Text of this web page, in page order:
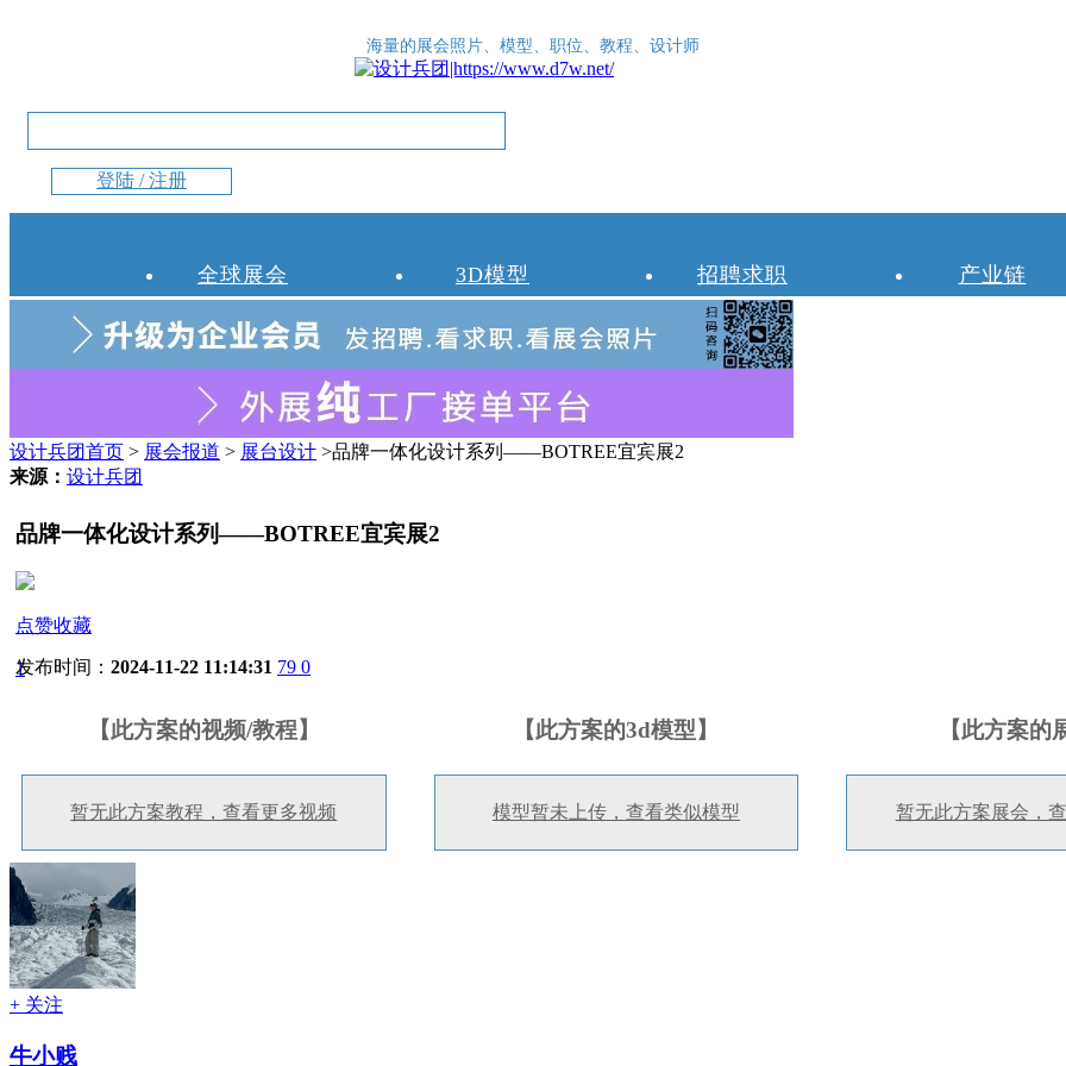
海量的展会照片、模型、职位、教程、设计师
登陆 / 注册
全球展会 3D模型 招聘求职 产业链
设计兵团首页 > 展会报道 > 展台设计 >品牌一体化设计系列——BOTREE宜宾展2
来源： 设计兵团
品牌一体化设计系列——BOTREE宜宾展2
点赞收藏
1
发布时间： 2024-11-22 11:14:31 79 0
【此方案的视频/教程】
暂无此方案教程，查看更多视频
【此方案的3d模型】
模型暂未上传，查看类似模型
【此方案的
暂无此方案展会，
+ 关注
牛小贱